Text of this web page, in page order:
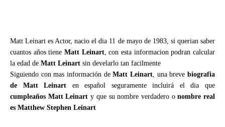
Matt Leinart es Actor, nacio el dia 11 de mayo de 1983, si querian saber
cuantos años tiene Matt Leinart, con esta informacion podran calcular
la edad de Matt Leinart sin develarlo tan facilmente
Siguiendo con mas información deMatt Leinart, una brevebiografia
de Matt Leinart en español seguramente incluirá el dia que
cumpleaños Matt Leinart y que su nombre verdadero onombre real
es Matthew Stephen Leinart